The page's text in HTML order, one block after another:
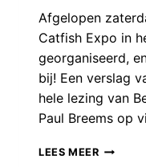
Afgelopen
Catfish Expo in
georganiseerd,
bij! Een verslag
hele lezing van
Paul Breems op
LEES MEER*MET